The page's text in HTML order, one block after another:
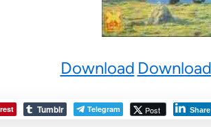
Download Download
Tumblr Telegram Post Share